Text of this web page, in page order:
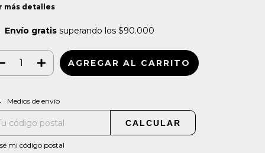
más detalles
Envío gratis superando los $90.000
para el CP:
Medios de envío
CALCULAR
mi código postal